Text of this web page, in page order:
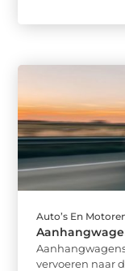
Auto’s En
vervoeren naar